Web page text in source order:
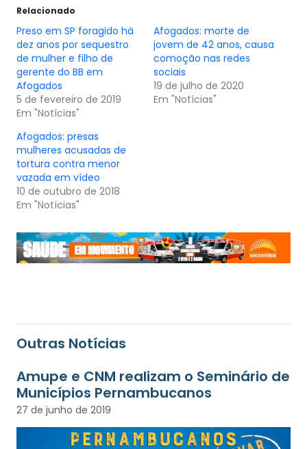
Relacionado
Preso em SP foragido há
dez anos por sequestro
de mulher e filho de
gerente do BB em
Afogados
5 de fevereiro de 2019
Em "Notícias"
Afogados: morte de
jovem de 42 anos, causa
comoção nas redes
sociais
19 de julho de 2020
Em "Notícias"
Afogados: presas
mulheres acusadas de
tortura contra menor
vazada em vídeo
10 de outubro de 2018
Em "Notícias"
Outras Notícias
Amupe e CNM realizam o Seminário de
Municípios Pernambucanos
27 de junho de 2019